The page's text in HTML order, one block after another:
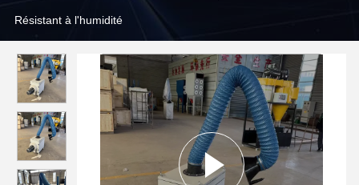
Résistant à l'humidité